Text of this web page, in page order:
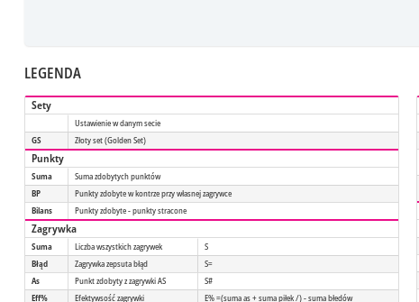
LEGENDA
Sety
Ustawienie w danym secie
GS
Złoty set (Golden Set)
Punkty
Suma
Suma zdobytych punktów
BP
Punkty zdobyte w kontrze przy własnej zagrywce
Bilans
Punkty zdobyte - punkty stracone
Zagrywka
Suma Liczba wszystkich zagrywek
S
Błąd
Zagrywka zepsuta błąd
S=
As
Punkt zdobyty z zagrywki AS
S#
Eff%
Efektywsość zagrywki E% =(suma as + suma piłek /) - suma błedów